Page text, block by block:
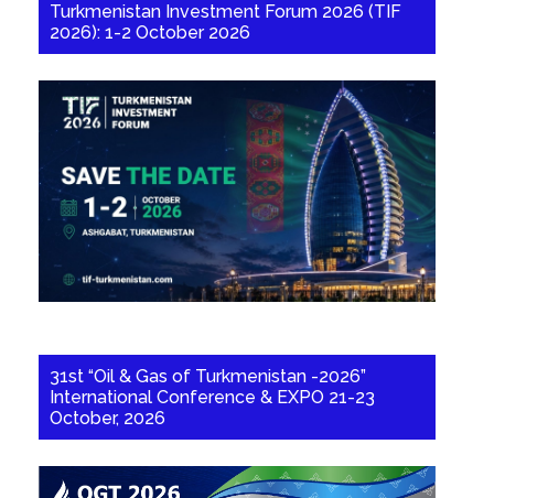
Turkmenistan Investment Forum 2026 (TIF
2026): 1-2 October 2026
31st “Oil & Gas of Turkmenistan -2026”
International Conference & EXPO 21-23
October, 2026